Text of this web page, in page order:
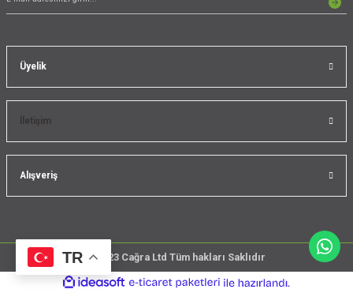
Üyelik
İletişim
Alışveriş
TR @2023 Cağra Ltd Tüm hakları Saklıdır
çember
ideasoft
e-